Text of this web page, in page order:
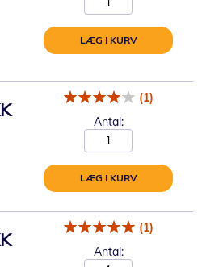
LÆG I KURV
(1)
Antal:
LÆG I KURV
(1)
Antal: